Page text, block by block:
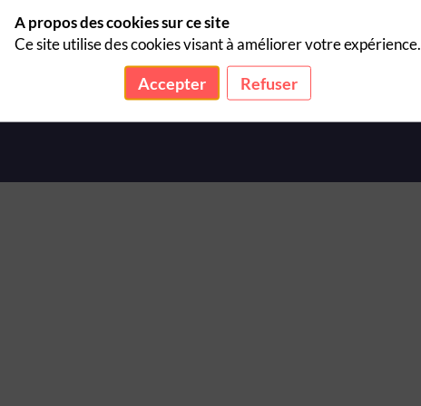
réelle sur la sécurité de ses équipes, puis d’analyser le système
le manager sur ses actions essentielles et sa posture au
attendus.
A propos des cookies sur ce site
Ce site utilise des cookies visant à améliorer votre expérience.
Accepter Refuser